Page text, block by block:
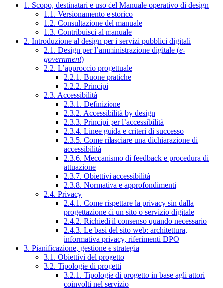
1. Scopo, destinatari e uso del Manuale operativo di design
1.1. Versionamento e storico
1.2. Consultazione del manuale
1.3. Contribuisci al manuale
2. Introduzione al design per i servizi pubblici digitali
2.1. Design per l’amministrazione digitale (e-
government)
2.2. L’approccio progettuale
2.2.1. Buone pratiche
2.2.2. Principi
2.3. Accessibilità
2.3.1. Definizione
2.3.2. Accessibilità by design
2.3.3. Principi per l’accessibilità
2.3.4. Linee guida e criteri di successo
2.3.5. Come rilasciare una dichiarazione di
accessibilità
2.3.6. Meccanismo di feedback e procedura di
attuazione
2.3.7. Obiettivi accessibilità
2.3.8. Normativa e approfondimenti
2.4. Privacy
2.4.1. Come rispettare la privacy sin dalla
progettazione di un sito o servizio digitale
2.4.2. Richiedi il consenso quando necessario
2.4.3. Le basi del sito web: architettura,
informativa privacy, riferimenti DPO
3. Pianificazione, gestione e strategia
3.1. Obiettivi del progetto
3.2. Tipologie di progetti
3.2.1. Tipologie di progetto in base agli attori
coinvolti nel servizio